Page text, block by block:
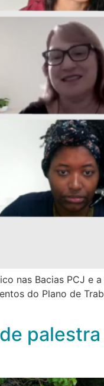
nas Bacias PCJ e
do Plano de